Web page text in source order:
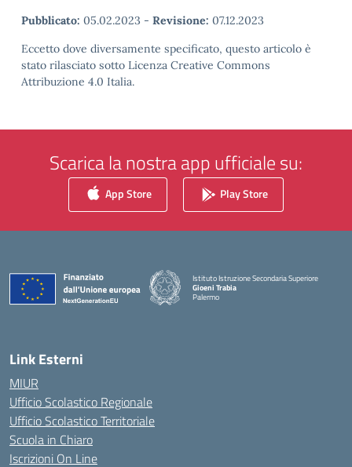
Pubblicato: 05.02.2023 - Revisione: 07.12.2023
Eccetto dove diversamente specificato, questo articolo è
stato rilasciato sotto Licenza Creative Commons
Attribuzione 4.0 Italia.
Scarica la nostra app ufficiale su:
App Store Play Store
Istituto Istruzione Secondaria Superiore
Gioeni Trabia
Palermo
Link Esterni
MIUR
Ufficio Scolastico Regionale
Ufficio Scolastico Territoriale
Scuola in Chiaro
Iscrizioni On Line